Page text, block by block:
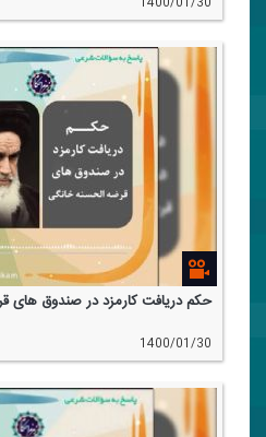
حكم دریافت كارمزد در صندوق های
1400/01/30